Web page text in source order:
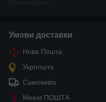
Умови доставки
Нова Пошта
Укрпошта
Самовивіз
Meest ПОШТА